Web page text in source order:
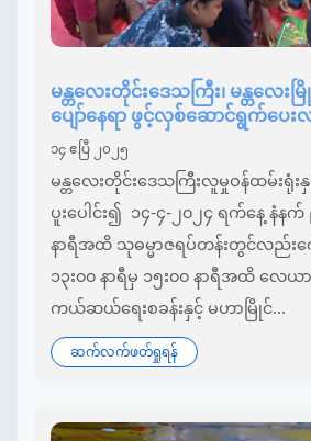
မန္တလေးတိုင်းဒေသကြီး၊ မန္တလေ
ပျော်နေရာ ဖွင့်လှစ်ဆောင်ရွက်ပေး
၁၄ ဧပြီ ၂၀၂၅
မန္တလေးတိုင်းဒေသကြီးလူမှုဝန်ထမ်းရုံး
ပူးပေါင်း၍ ၁၄-၄-၂၀၂၄ ရက်နေ့ နံနက်
နာရီအထိ သုဓမ္မာဇရပ်တန်းတွင်လည်းက
၁၃း၀၀ နာရီမှ ၁၅း၀၀ နာရီအထိ လေယ
ကယ်ဆယ်ရေးစခန်းနှင့် မဟာမြိုင်...
ဆက်လက်ဖတ်ရှုရန်